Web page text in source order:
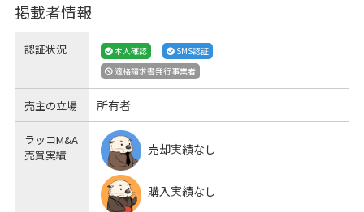
掲載者情報
認証状況 本人確認
SMS認証
適格請求書発行事業者
売主の立場 所有者
ラッコM&A
売買実績
売却実績なし
購入実績なし